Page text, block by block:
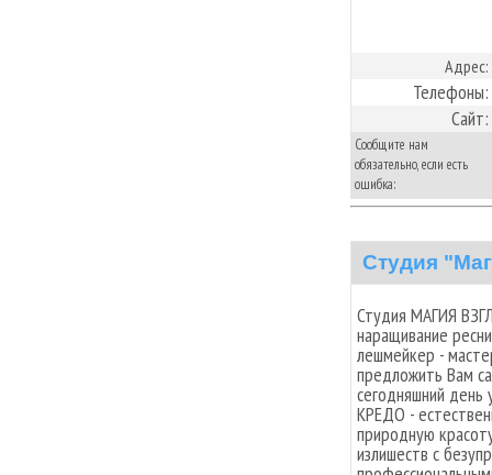
Адрес:
Телефоны:
Сайт:
Сообщите нам
обязательно, если есть
ошибка:
Студия
Студия МАГИЯ
наращивание
лешмейкер -
предложить Вам
сегодняшний день
КРЕДО -
природную
излишеств с